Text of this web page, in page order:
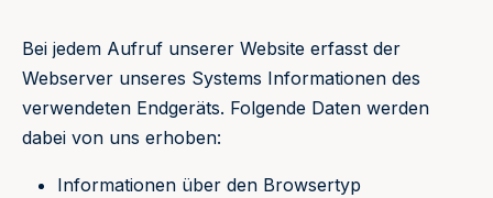
Bei jedem Aufruf unserer Website erfasst der
Webserver unseres Systems Informationen des
verwendeten Endgeräts. Folgende Daten werden
dabei von uns erhoben:
Informationen über den Browsertyp